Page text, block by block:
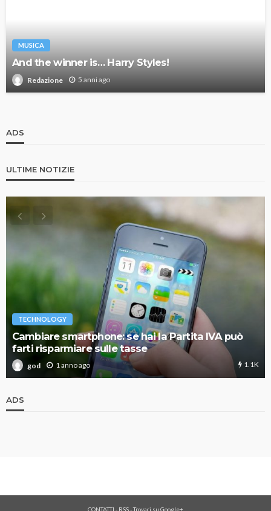
MUSICA
And the winner is… Harry Styles!
Redazione 5 anni ago
ADS
ULTIME NOTIZIE
TECHNOLOGY
Cambiare smartphone: se hai la Partita IVA può
farti risparmiare sulle tasse
god 1 anno ago 1.1K
ADS
CONTATTI - RSS-Trovaci su Google+